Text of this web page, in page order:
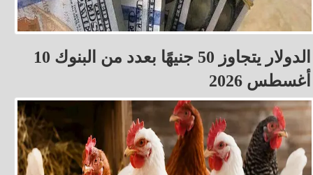
الدولار يتجاوز 50 جنيهًا بعدد من البنوك 10
أغسطس 2026